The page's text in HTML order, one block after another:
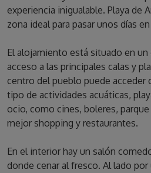
experiencia inigualable. Playa de
zona ideal para pasar unos días
El alojamiento está situado en
acceso a las principales calas y
centro del pueblo puede acceder
tipo de actividades acuáticas,
ocio, como cines, boleres,
mejor shopping y restaurantes.
En el interior hay un salón
donde cenar al fresco. Al lado